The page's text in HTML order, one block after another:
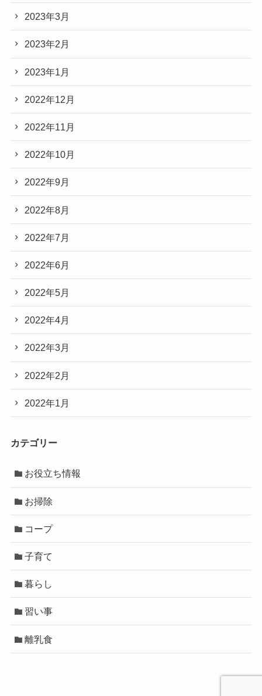
2023年3月
2023年2月
2023年1月
2022年12月
2022年11月
2022年10月
2022年9月
2022年8月
2022年7月
2022年6月
2022年5月
2022年4月
2022年3月
2022年2月
2022年1月
カテゴリー
お役立ち情報
お掃除
コープ
子育て
暮らし
習い事
離乳食